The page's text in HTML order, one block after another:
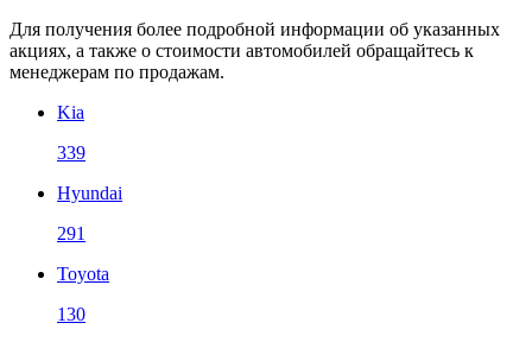
Для получения более подробной информации об указанных
акциях, а также о стоимости автомобилей обращайтесь к
менеджерам по продажам.
Kia
339
Hyundai
291
Toyota
130